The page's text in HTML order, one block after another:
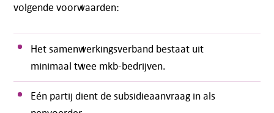
volgende voorwaarden:
Het samenwerkingsverband bestaat uit
minimaal twee mkb-bedrijven.
Eén partij dient de subsidieaanvraag in als